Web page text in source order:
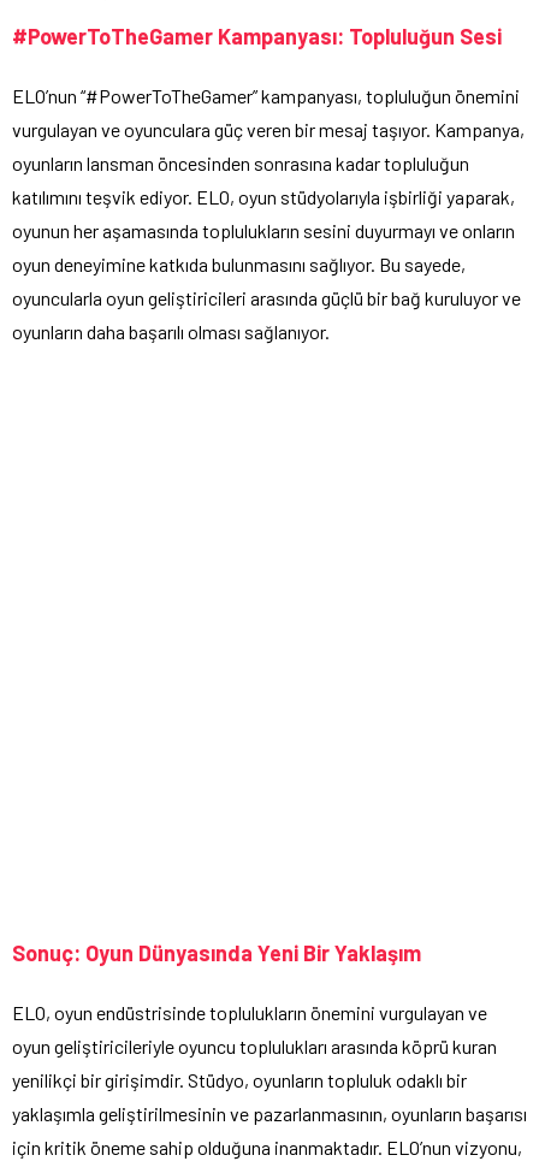
#PowerToTheGamer Kampanyası: Topluluğun Sesi
ELO’nun “#PowerToTheGamer” kampanyası, topluluğun önemini
vurgulayan ve oyunculara güç veren bir mesaj taşıyor. Kampanya,
oyunların lansman öncesinden sonrasına kadar topluluğun
katılımını teşvik ediyor. ELO, oyun stüdyolarıyla işbirliği yaparak,
oyunun her aşamasında toplulukların sesini duyurmayı ve onların
oyun deneyimine katkıda bulunmasını sağlıyor. Bu sayede,
oyuncularla oyun geliştiricileri arasında güçlü bir bağ kuruluyor ve
oyunların daha başarılı olması sağlanıyor.
Sonuç: Oyun Dünyasında Yeni Bir Yaklaşım
ELO, oyun endüstrisinde toplulukların önemini vurgulayan ve
oyun geliştiricileriyle oyuncu toplulukları arasında köprü kuran
yenilikçi bir girişimdir. Stüdyo, oyunların topluluk odaklı bir
yaklaşımla geliştirilmesinin ve pazarlanmasının, oyunların başarısı
için kritik öneme sahip olduğuna inanmaktadır. ELO’nun vizyonu,